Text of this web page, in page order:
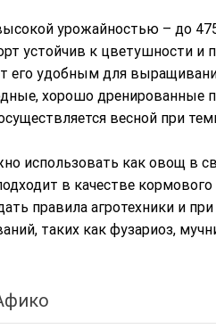
урожайностью – до
устойчив к цветушности и
его удобным для
хорошо дренированные
весной при
использовать как овощ в
в качестве
правила агротехники и
таких как фузариоз,